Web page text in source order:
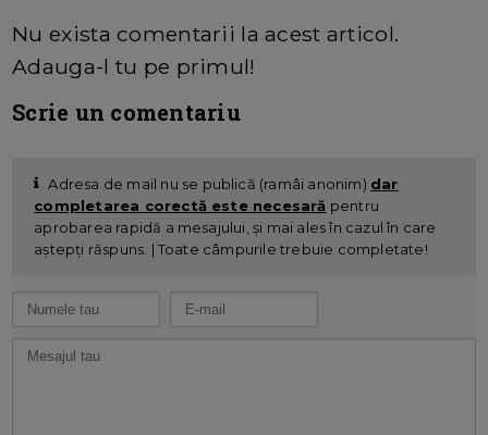
Nu exista comentarii la acest articol.
Adauga-l tu pe primul!
Scrie un comentariu
Adresa de mail nu se publică (ramâi anonim) dar
completarea corectă este necesară pentru
aprobarea rapidă a mesajului, și mai ales în cazul în care
aștepți răspuns. | Toate câmpurile trebuie completate!